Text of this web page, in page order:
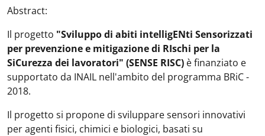
Abstract:
Il progetto "Sviluppo di abiti intelligENti Sensorizzati
per prevenzione e mitigazione di RIschi per la
SiCurezza dei lavoratori" (SENSE RISC) è finanziato e
supportato da INAIL nell'ambito del programma BRiC -
2018.
Il progetto si propone di sviluppare sensori innovativi
per agenti fisici, chimici e biologici, basati su